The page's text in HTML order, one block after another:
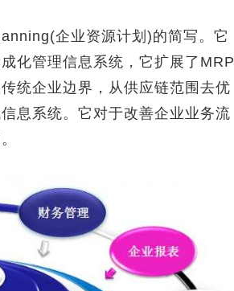
企业资源计划)的简写。它
化管理信息系统，它扩展了MRP
统企业边界，从供应链范围去优
息系统。它对于改善企业业务流